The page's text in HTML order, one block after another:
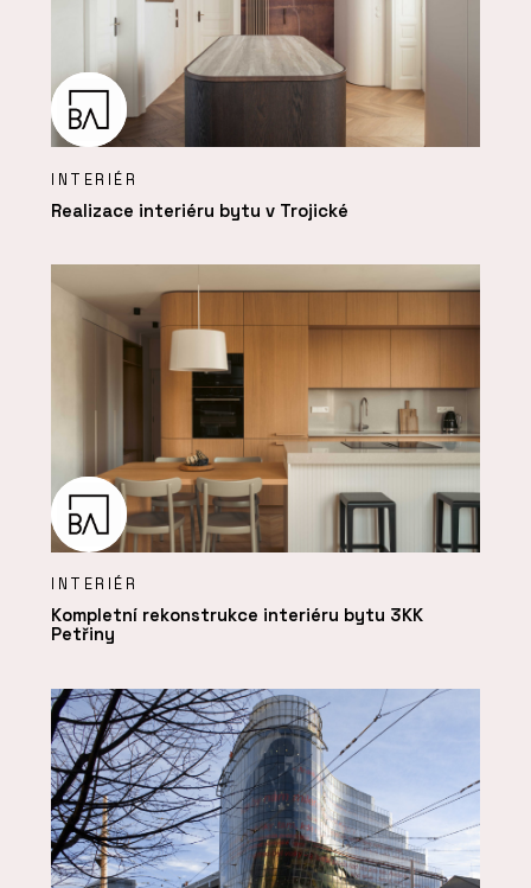
INTERIÉR
Realizace interiéru bytu v Trojické
INTERIÉR
Kompletní rekonstrukce interiéru bytu 3KK
Petřiny